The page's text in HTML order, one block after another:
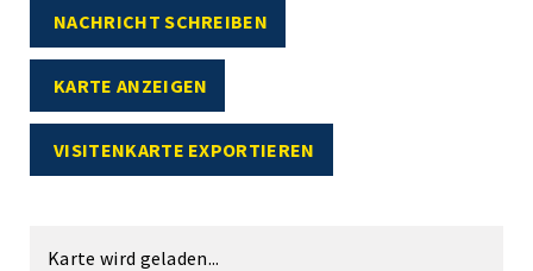
NACHRICHT SCHREIBEN
KARTE ANZEIGEN
VISITENKARTE EXPORTIEREN
Karte wird geladen...